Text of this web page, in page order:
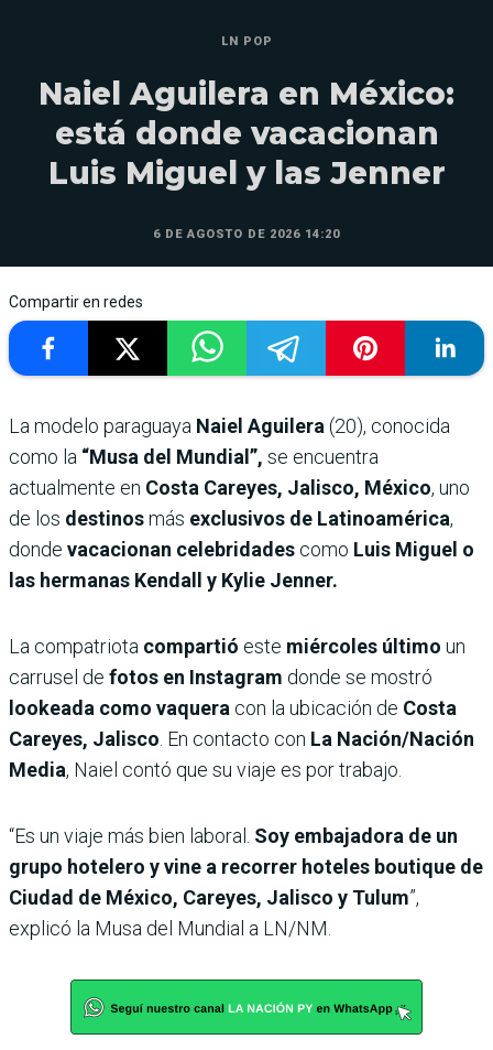
LN POP
Naiel Aguilera en México:
está donde vacacionan
Luis Miguel y las Jenner
6 DE AGOSTO DE 2026 14:20
Compartir en redes
La modelo paraguaya Naiel Aguilera(20), conocida
como la “Musa del Mundial”, se encuentra
actualmente en Costa Careyes, Jalisco, México, uno
de los destinosmás exclusivos de Latinoamérica,
donde vacacionan celebridades como Luis Miguel o
las hermanas Kendall y Kylie Jenner.
La compatriota compartió este miércoles último un
carrusel de fotos en Instagram donde se mostró
lookeada como vaquera con la ubicación de Costa
Careyes, Jalisco. En contacto con La Nación/Nación
Media, Naiel contó que su viaje es por trabajo.
“Es un viaje más bien laboral. Soy embajadora de un
grupo hotelero y vine a recorrer hoteles boutique de
Ciudad de México, Careyes, Jalisco y Tulum”,
explicó la Musa del Mundial a LN/NM.